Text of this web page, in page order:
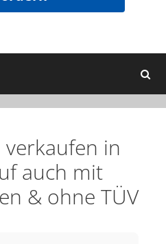
Suchen
in
auch mit
& ohne TÜV